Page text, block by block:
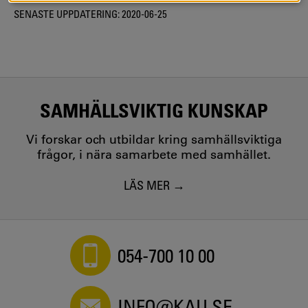
SENASTE UPPDATERING:2020-06-25
SAMHÄLLSVIKTIG KUNSKAP
Vi forskar och utbildar kring samhällsviktiga
frågor, i nära samarbete med samhället.
LÄS MER
054-700 10 00